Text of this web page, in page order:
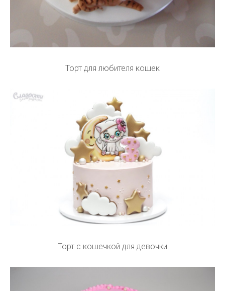
Торт для любителя кошек
Торт с кошечкой для девочки